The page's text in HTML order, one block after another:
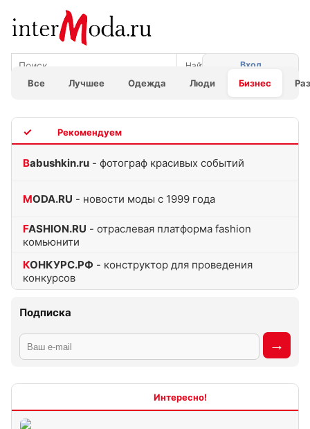
Все Лучшее Одежда Люди Бизнес
Вход
Babushkin.ru - фотограф красивых событий
MODA.RU - новости моды с 1999 года
FASHION.RU - отраслевая платформа fashion
комьюнити
КОНКУРС.РФ - конструктор для проведения
конкурсов
Подписка